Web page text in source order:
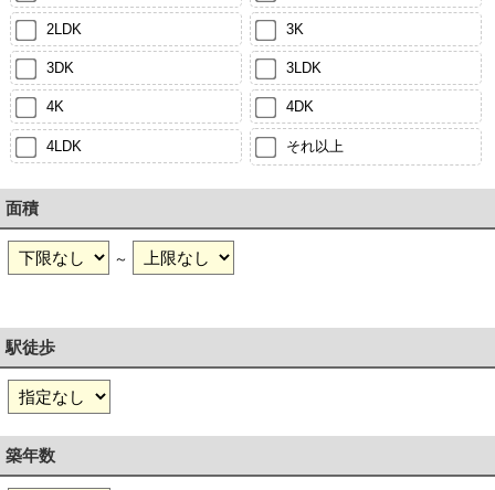
2LDK 3K
3DK 3LDK
4K 4DK
4LDK それ以上
面積
～
駅徒歩
築年数